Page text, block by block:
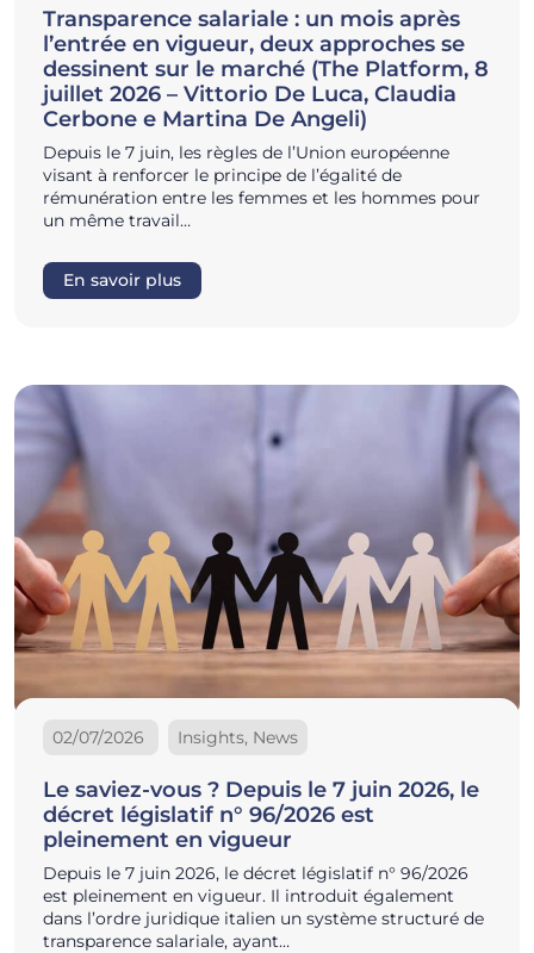
Transparence salariale : un mois après
l’entrée en vigueur, deux approches se
dessinent sur le marché (The Platform, 8
juillet 2026 – Vittorio De Luca, Claudia
Cerbone e Martina De Angeli)
Depuis le 7 juin, les règles de l’Union européenne
visant à renforcer le principe de l’égalité de
rémunération entre les femmes et les hommes pour
un même travail…
En savoir plus
02/07/2026 Insights, News
Le saviez-vous ? Depuis le 7 juin 2026, le
décret législatif n° 96/2026 est
pleinement en vigueur
Depuis le 7 juin 2026, le décret législatif n° 96/2026
est pleinement en vigueur. Il introduit également
dans l’ordre juridique italien un système structuré de
transparence salariale, ayant…